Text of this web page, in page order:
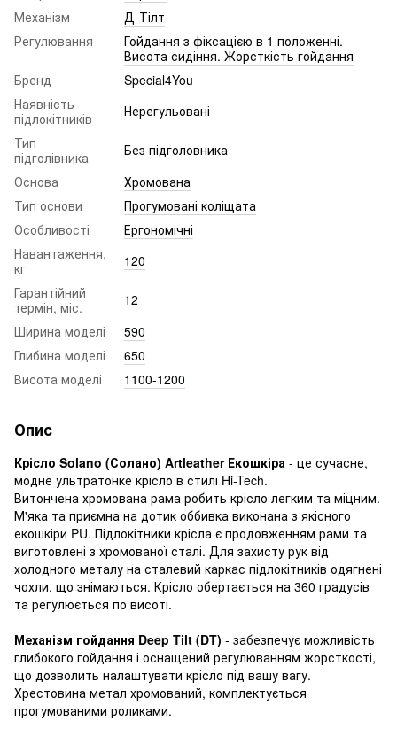
Механізм
Д-Тілт
Регулювання
Гойдання з фіксацією в 1 положенні.
Висота сидіння. Жорсткість гойдання
Бренд
Special4You
Наявність
підлокітників
Нерегульовані
Тип
підголівника
Без підголовника
Основа
Хромована
Тип основи
Прогумовані коліщата
Особливості
Ергономічні
Навантаження,
кг
120
Гарантійний
термін, міс.
12
Ширина моделі
590
Глибина моделі
650
Висота моделі
1100-1200
Опис
Крісло Solano (Солано) Artleather Екошкіра - це сучасне,
модне ультратонке крісло в стилі Hi-Tech.
Витончена хромована рама робить крісло легким та міцним.
М'яка та приємна на дотик оббивка виконана з якісного
екошкіри PU. Підлокітники крісла є продовженням рами та
виготовлені з хромованої сталі. Для захисту рук від
холодного металу на сталевий каркас підлокітників одягнені
чохли, що знімаються. Крісло обертається на 360 градусів
та регулюється по висоті.
Механізм гойдання Deep Tilt (DT) - забезпечує можливість
глибокого гойдання і оснащений регулюванням жорсткості,
що дозволить налаштувати крісло під вашу вагу.
Хрестовина метал хромований, комплектується
прогумованими роликами.